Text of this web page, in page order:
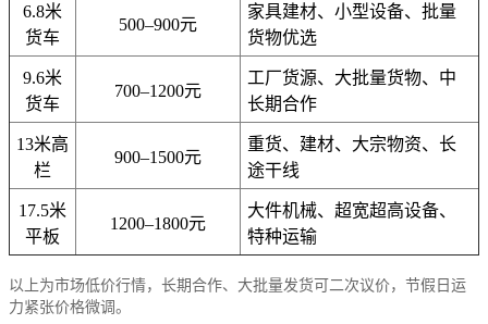
6.8米
货车
500–900元
家具建材、小型设备、批量
货物优选
9.6米
货车
700–1200元
工厂货源、大批量货物、中
长期合作
13米高
栏
900–1500元
重货、建材、大宗物资、长
途干线
17.5米
平板
1200–1800元
大件机械、超宽超高设备、
特种运输
以上为市场低价行情，长期合作、大批量发货可二次议价，节假日运
力紧张价格微调。